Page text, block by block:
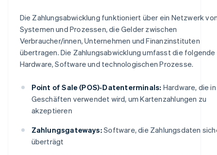
Die Zahlungsabwicklung funktioniert über ein Netzwerk
Systemen und Prozessen, die Gelder zwischen
Verbraucher/innen, Unternehmen und Finanzinstituten
übertragen. Die Zahlungsabwicklung umfasst die folgende
Hardware, Software und technologischen Prozesse.
Point of Sale (POS)-Datenterminals: Hardware, die in
Geschäften verwendet wird, um Kartenzahlungen zu
akzeptieren
Zahlungsgateways: Software, die Zahlungsdaten
überträgt